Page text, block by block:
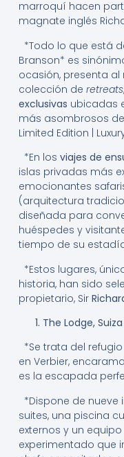
marroquí hacen
magnate inglés
*Todo lo que está
Branson* es
ocasión, presenta
colección de retreats,
exclusivas ubicadas
más asombrosos
Limited Edition |
*En los viajes de
islas privadas más
emocionantes
(arquitectura
diseñada para
huéspedes y
tiempo de su
*Estos lugares,
historia, han sido
propietario, Sir
1. The Lodge, Suiza
*Se trata del
en Verbier,
es la escapada
*Dispone de
suites, una piscina
externos y un
experimentado que